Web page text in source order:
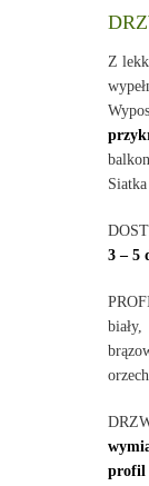
Z
3 – 5
biały,
orzech
profil